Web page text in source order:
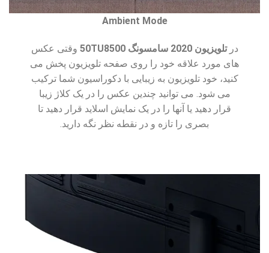
Ambient Mode
درتلویزیون 2020 سامسونگ 50TU8500
وقتی عکس
های مورد علاقه خود را روی صفحه تلویزیون پخش می
کنید، خود تلویزیون به زیبایی با دکوراسیون شما ترکیب
می شود. می توانید چندین عکس را در یک کلاژ زیبا
قرار دهید یا آنها را در یک نمایش اسلاید قرار دهید تا
بصری را تازه و در نقطه نظر نگه دارید.